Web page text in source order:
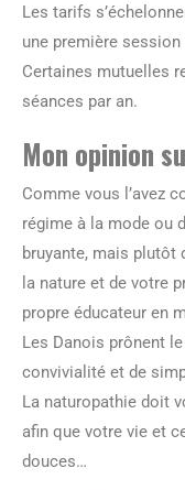
Les tarifs
une première
Certaines mutuelles
séances par an.
Mon opinion
Comme vous l’avez
régime à la mode ou
bruyante, mais plutôt
la nature et de votre
propre éducateur en
Les Danois prônent
convivialité et de
La naturopathie doit
afin que votre vie et
douces…